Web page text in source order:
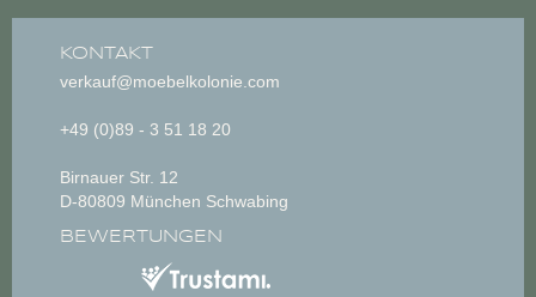
KONTAKT
verkauf@moebelkolonie.com
+49 (0)89 - 3 51 18 20
Birnauer Str. 12
D-80809 München Schwabing
BEWERTUNGEN